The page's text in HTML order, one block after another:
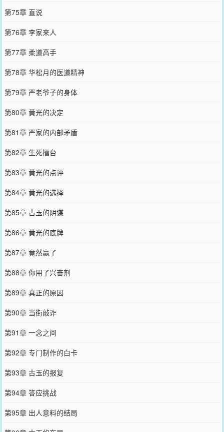
第75章 直说
第76章 李家来人
第77章 柔道高手
第78章 华松月的医道精神
第79章 严老爷子的身体
第80章 黄光的决定
第81章 严家的内部矛盾
第82章 生死擂台
第83章 黄光的点评
第84章 黄光的选择
第85章 古玉的阴谋
第86章 黄光的底牌
第87章 竟然赢了
第88章 你用了兴奋剂
第89章 真正的原因
第90章 当街敲诈
第91章 一念之间
第92章 专门制作的白卡
第93章 古玉的报复
第94章 答应挑战
第95章 出人意料的结局